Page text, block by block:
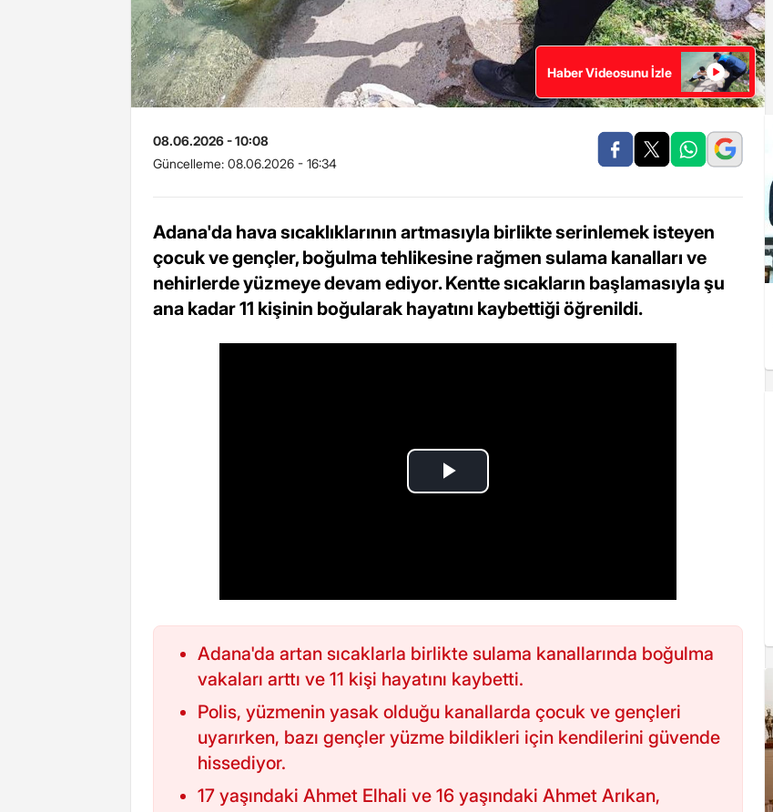
Haber Videosunu İzle
08.06.2026 - 10:08
Güncelleme: 08.06.2026 - 16:34
Adana'da hava sıcaklıklarının artmasıyla birlikte serinlemek isteyen
çocuk ve gençler, boğulma tehlikesine rağmen sulama kanalları ve
nehirlerde yüzmeye devam ediyor. Kentte sıcakların başlamasıyla şu
ana kadar 11 kişinin boğularak hayatını kaybettiği öğrenildi.
Adana'da artan sıcaklarla birlikte sulama kanallarında boğulma
vakaları arttı ve 11 kişi hayatını kaybetti.
Polis, yüzmenin yasak olduğu kanallarda çocuk ve gençleri
uyarırken, bazı gençler yüzme bildikleri için kendilerini güvende
hissediyor.
17 yaşındaki Ahmet Elhali ve 16 yaşındaki Ahmet Arıkan,